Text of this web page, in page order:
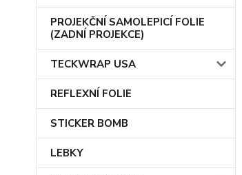
PROJEKČNÍ SAMOLEPICÍ FOLIE
(ZADNÍ PROJEKCE)
TECKWRAP USA
REFLEXNÍ FOLIE
STICKER BOMB
LEBKY